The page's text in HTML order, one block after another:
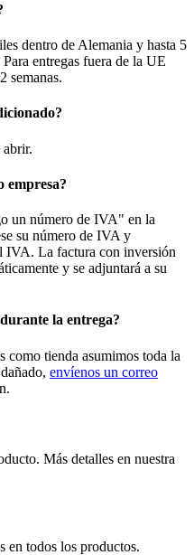
dentro de Alemania y hasta 5
entregas fuera de la UE
semanas.
empresa?
un número de IVA" en la
su número de IVA y
IVA. La factura con inversión
y se adjuntará a su
la entrega?
como tienda asumimos toda la
envíenos un correo
Más detalles en nuestra
en todos los productos.